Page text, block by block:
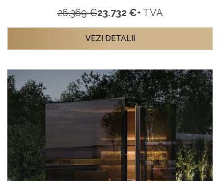
26.369 €23.732 €+ TVA
VEZI DETALII